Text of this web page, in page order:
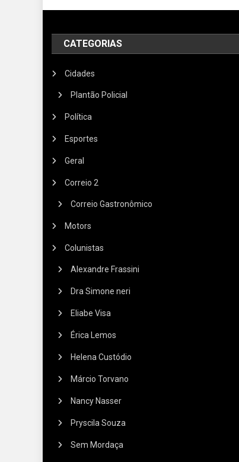
CATEGORIAS
Cidades
Plantão Policial
Política
Esportes
Geral
Correio 2
Correio Gastronômico
Motors
Colunistas
Alexandre Frassini
Dra Simone neri
Eliabe Visa
Érica Lemos
Helena Custódio
Márcio Torvano
Nancy Nasser
Pryscila Souza
Sem Mordaça